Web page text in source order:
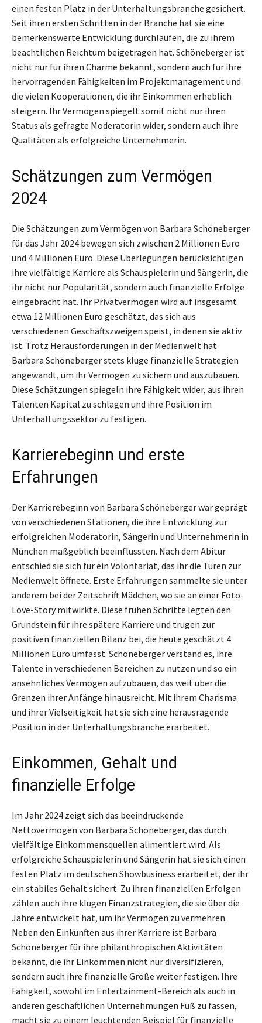
einen festen Platz in der Unterhaltungsbranche gesichert.
Seit ihren ersten Schritten in der Branche hat sie eine
bemerkenswerte Entwicklung durchlaufen, die zu ihrem
beachtlichen Reichtum beigetragen hat. Schöneberger ist
nicht nur für ihren Charme bekannt, sondern auch für ihre
hervorragenden Fähigkeiten im Projektmanagement und
die vielen Kooperationen, die ihr Einkommen erheblich
steigern. Ihr Vermögen spiegelt somit nicht nur ihren
Status als gefragte Moderatorin wider, sondern auch ihre
Qualitäten als erfolgreiche Unternehmerin.
Schätzungen zum Vermögen
2024
Die Schätzungen zum Vermögen von Barbara Schöneberger
für das Jahr 2024 bewegen sich zwischen 2 Millionen Euro
und 4 Millionen Euro. Diese Überlegungen berücksichtigen
ihre vielfältige Karriere als Schauspielerin und Sängerin, die
ihr nicht nur Popularität, sondern auch finanzielle Erfolge
eingebracht hat. Ihr Privatvermögen wird auf insgesamt
etwa 12 Millionen Euro geschätzt, das sich aus
verschiedenen Geschäftszweigen speist, in denen sie aktiv
ist. Trotz Herausforderungen in der Medienwelt hat
Barbara Schöneberger stets kluge finanzielle Strategien
angewandt, um ihr Vermögen zu sichern und auszubauen.
Diese Schätzungen spiegeln ihre Fähigkeit wider, aus ihren
Talenten Kapital zu schlagen und ihre Position im
Unterhaltungssektor zu festigen.
Karrierebeginn und erste
Erfahrungen
Der Karrierebeginn von Barbara Schöneberger war geprägt
von verschiedenen Stationen, die ihre Entwicklung zur
erfolgreichen Moderatorin, Sängerin und Unternehmerin in
München maßgeblich beeinflussten. Nach dem Abitur
entschied sie sich für ein Volontariat, das ihr die Türen zur
Medienwelt öffnete. Erste Erfahrungen sammelte sie unter
anderem bei der Zeitschrift Mädchen, wo sie an einer Foto-
Love-Story mitwirkte. Diese frühen Schritte legten den
Grundstein für ihre spätere Karriere und trugen zur
positiven finanziellen Bilanz bei, die heute geschätzt 4
Millionen Euro umfasst. Schöneberger verstand es, ihre
Talente in verschiedenen Bereichen zu nutzen und so ein
ansehnliches Vermögen aufzubauen, das weit über die
Grenzen ihrer Anfänge hinausreicht. Mit ihrem Charisma
und ihrer Vielseitigkeit hat sie sich eine herausragende
Position in der Unterhaltungsbranche erarbeitet.
Einkommen, Gehalt und
finanzielle Erfolge
Im Jahr 2024 zeigt sich das beeindruckende
Nettovermögen von Barbara Schöneberger, das durch
vielfältige Einkommensquellen alimentiert wird. Als
erfolgreiche Schauspielerin und Sängerin hat sie sich einen
festen Platz im deutschen Showbusiness erarbeitet, der ihr
ein stabiles Gehalt sichert. Zu ihren finanziellen Erfolgen
zählen auch ihre klugen Finanzstrategien, die sie über die
Jahre entwickelt hat, um ihr Vermögen zu vermehren.
Neben den Einkünften aus ihrer Karriere ist Barbara
Schöneberger für ihre philanthropischen Aktivitäten
bekannt, die ihr Einkommen nicht nur diversifizieren,
sondern auch ihre finanzielle Größe weiter festigen. Ihre
Fähigkeit, sowohl im Entertainment-Bereich als auch in
anderen geschäftlichen Unternehmungen Fuß zu fassen,
macht sie zu einem leuchtenden Beispiel für finanzielle